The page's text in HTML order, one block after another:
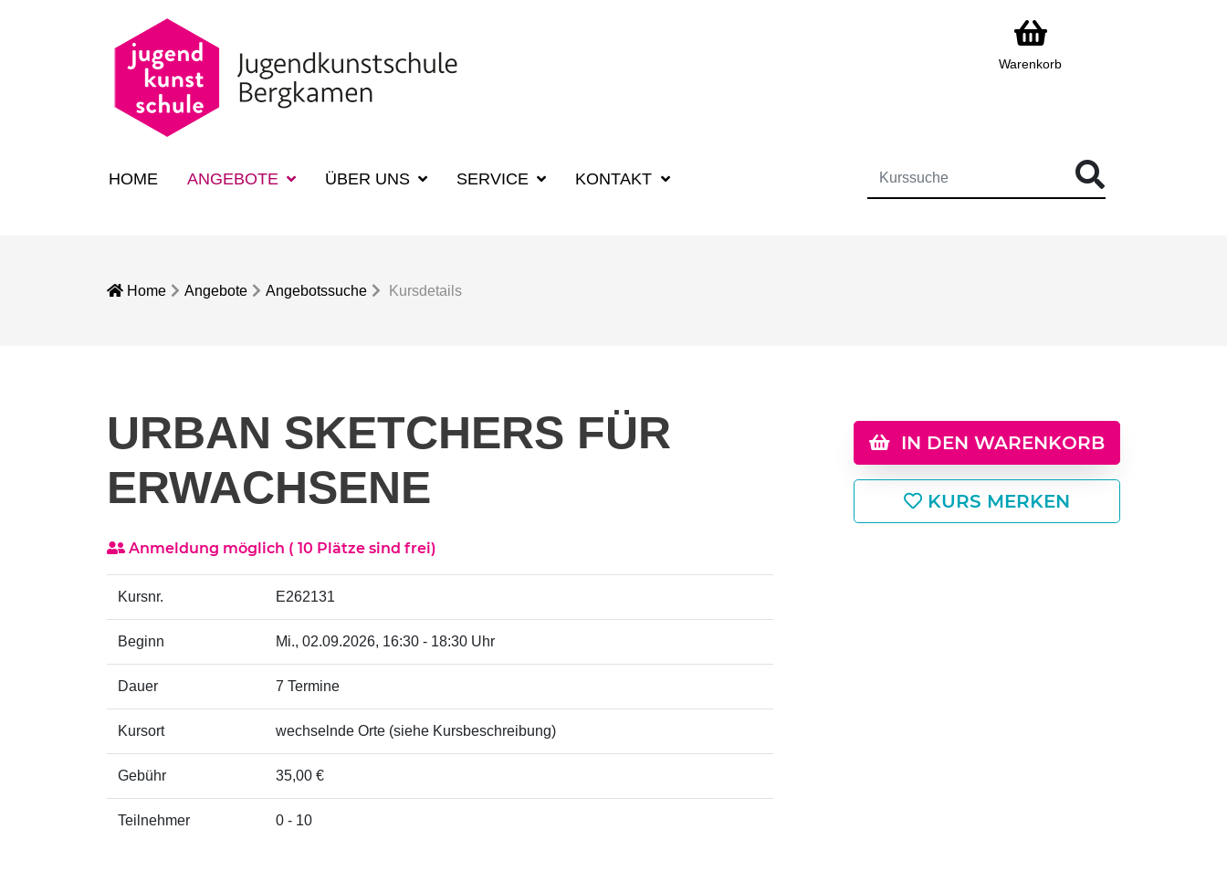
Warenkorb
HOME ANGEBOTE ÜBER UNS SERVICE KONTAKT
Home Angebote Angebotssuche Kursdetails
URBAN SKETCHERS FÜR
ERWACHSENE
Anmeldung möglich ( 10 Plätze sind frei)
Kursnr. E262131
Beginn Mi., 02.09.2026, 16:30 - 18:30 Uhr
Dauer 7 Termine
Kursort wechselnde Orte (siehe Kursbeschreibung)
Gebühr 35,00 €
Teilnehmer 0 - 10
IN DEN WARENKORB
KURS MERKEN